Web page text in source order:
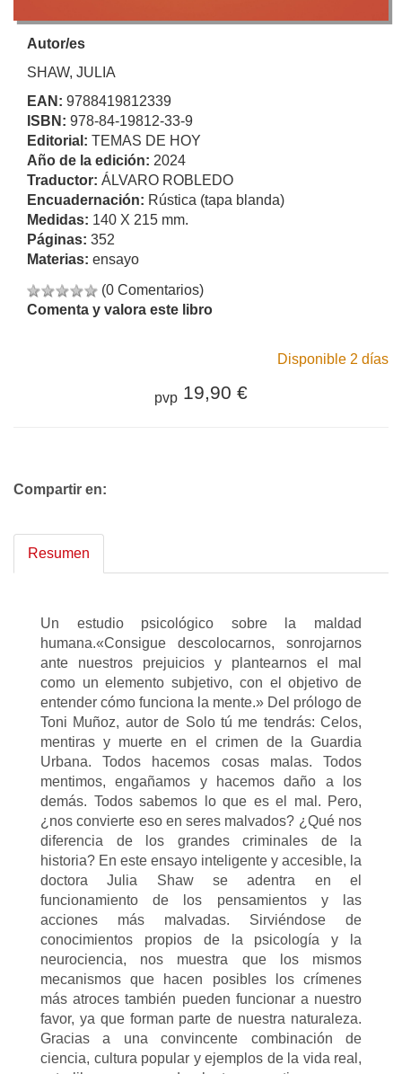
Autor/es
SHAW, JULIA
EAN: 9788419812339
ISBN: 978-84-19812-33-9
Editorial: TEMAS DE HOY
Año de la edición: 2024
Traductor: ÁLVARO ROBLEDO
Encuadernación: Rústica (tapa blanda)
Medidas: 140 X 215 mm.
Páginas: 352
Materias: ensayo
(0 Comentarios)
Comenta y valora este libro
Disponible 2 días
pvp 19,90 €
Compartir en:
Resumen
Un estudio psicológico sobre la maldad
humana.«Consigue descolocarnos, sonrojarnos
ante nuestros prejuicios y plantearnos el mal
como un elemento subjetivo, con el objetivo de
entender cómo funciona la mente.» Del prólogo de
Toni Muñoz, autor de Solo tú me tendrás: Celos,
mentiras y muerte en el crimen de la Guardia
Urbana. Todos hacemos cosas malas. Todos
mentimos, engañamos y hacemos daño a los
demás. Todos sabemos lo que es el mal. Pero,
¿nos convierte eso en seres malvados? ¿Qué nos
diferencia de los grandes criminales de la
historia? En este ensayo inteligente y accesible, la
doctora Julia Shaw se adentra en el
funcionamiento de los pensamientos y las
acciones más malvadas. Sirviéndose de
conocimientos propios de la psicología y la
neurociencia, nos muestra que los mismos
mecanismos que hacen posibles los crímenes
más atroces también pueden funcionar a nuestro
favor, ya que forman parte de nuestra naturaleza.
Gracias a una convincente combinación de
ciencia, cultura popular y ejemplos de la vida real,